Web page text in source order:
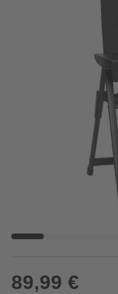
89,99 €